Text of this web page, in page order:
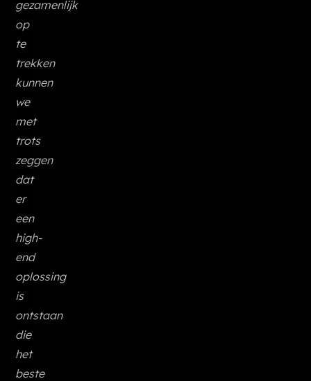
gezamenlijk
op
te
trekken
kunnen
we
met
trots
zeggen
dat
er
een
high-
end
oplossing
is
ontstaan
die
het
beste